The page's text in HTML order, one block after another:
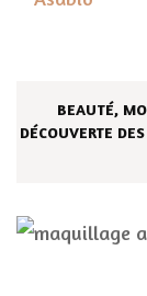
BEAUTÉ,
DÉCOUVERTE